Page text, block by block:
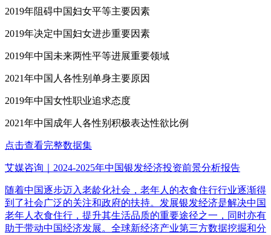
2019年阻碍中国妇女平等主要因素
2019年决定中国妇女进步重要因素
2019年中国未来两性平等进展重要领域
2021年中国人各性别单身主要原因
2019年中国女性职业追求态度
2021年中国成年人各性别积极表达性欲比例
点击查看完整数据集
艾媒咨询｜2024-2025年中国银发经济投资前景分析报告
随着中国逐步迈入老龄化社会，老年人的衣食住行行业逐渐得
到了社会广泛的关注和政府的扶持。发展银发经济是解决中国
老年人衣食住行，提升其生活品质的重要途径之一，同时亦有
助于带动中国经济发展。全球新经济产业第三方数据挖掘和分